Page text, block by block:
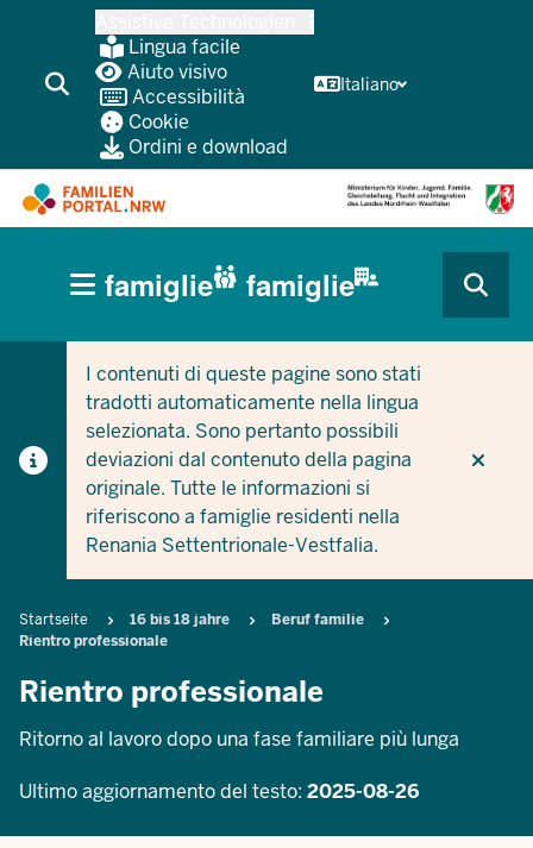
contenuto
principale
Lingua facile
Aiuto visivo
Accessibilità
Cookie
Ordini e download
Italiano
CURRENT SECTION PER LE AZIENDE/COMUNI
CURRENT SECTION PER LE FAMIGLIE
HAUPTNAVIGATION
(BÜRGERBEREICH
famiglie famiglie
I contenuti di queste pagine sono stati
tradotti automaticamente nella lingua
selezionata. Sono pertanto possibili
deviazioni dal contenuto della pagina
originale. Tutte le informazioni si
riferiscono a famiglie residenti nella
Renania Settentrionale-Vestfalia.
Breadcrumb
Startseite 16 bis 18 jahre
Beruf familie
Rientro professionale
Rientro professionale
Ritorno al lavoro dopo una fase familiare più lunga
Ultimo aggiornamento del testo: 2025-08-26